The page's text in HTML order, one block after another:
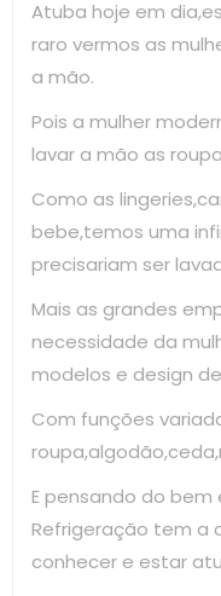
Atuba hoje em
raro vermos as
a mão.
Pois a mulher
lavar a mão as
Como as
bebe,temos uma
precisariam ser
Mais as grandes
necessidade da
modelos e design
Com funções
E pensando do bem
Refrigeração tem a
conhecer e estar